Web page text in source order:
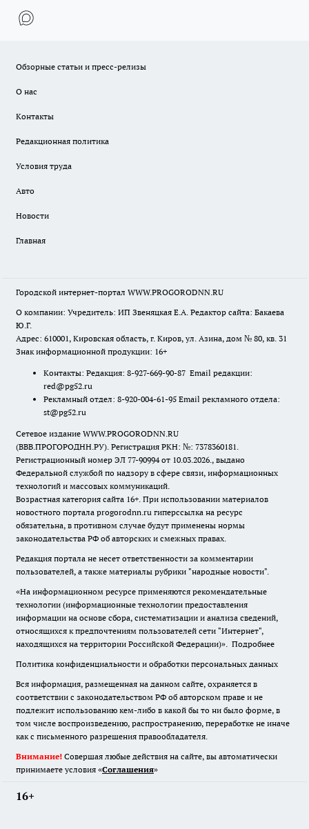
Обзорные статьи и пресс-релизы
О нас
Контакты
Редакционная политика
Условия труда
Авто
Новости
Главная
Городской интернет-портал WWW.PROGORODNN.RU
О компании: Учредитель: ИП Звеняцкая Е.А. Редактор сайта: Бакаева
Ю.Г.
Адрес: 610001, Кировская область, г. Киров, ул. Азина, дом № 80, кв. 31
Знак информационной продукции: 16+
Контакты: Редакция: 8-927-669-90-87 Email редакции:
red@pg52.ru
Рекламный отдел: 8-920-004-61-95 Email рекламного отдела:
st@pg52.ru
Сетевое издание WWW.PROGORODNN.RU
(ВВВ.ПРОГОРОДНН.РУ). Регистрация РКН: №: 7378360181.
Регистрационный номер ЭЛ 77-90994 от 10.03.2026., выдано
Федеральной службой по надзору в сфере связи, информационных
технологий и массовых коммуникаций.
Возрастная категория сайта 16+. При использовании материалов
новостного портала progorodnn.ru гиперссылка на ресурс
обязательна, в противном случае будут применены нормы
законодательства РФ об авторских и смежных правах.
Редакция портала не несет ответственности за комментарии
пользователей, а также материалы рубрики "народные новости".
«На информационном ресурсе применяются рекомендательные
технологии (информационные технологии предоставления
информации на основе сбора, систематизации и анализа сведений,
относящихся к предпочтениям пользователей сети "Интернет",
находящихся на территории Российской Федерации)». Подробнее
Политика конфиденциальности и обработки персональных данных
Вся информация, размещенная на данном сайте, охраняется в
соответствии с законодательством РФ об авторском праве и не
подлежит использованию кем-либо в какой бы то ни было форме, в
том числе воспроизведению, распространению, переработке не иначе
как с письменного разрешения правообладателя.
Внимание! Совершая любые действия на сайте, вы автоматически
принимаете условия «Cоглашения»
16+